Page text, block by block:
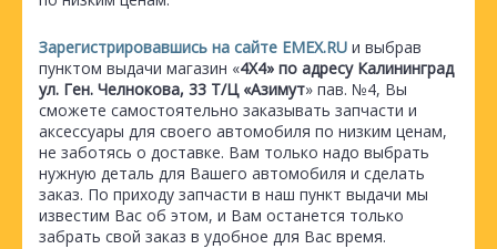
Зарегистрировавшись на сайте EMEX.RU и выбрав
пунктом выдачи магазин «4Х4» по адресу Калининград
ул. Ген. Челнокова, 33 Т/Ц «Азимут» пав. №4, Вы
сможете самостоятельно заказывать запчасти и
аксессуары для своего автомобиля по низким ценам,
не заботясь о доставке. Вам только надо выбрать
нужную деталь для Вашего автомобиля и сделать
заказ. По приходу запчасти в наш пункт выдачи мы
известим Вас об этом, и Вам останется только
забрать свой заказ в удобное для Вас время.